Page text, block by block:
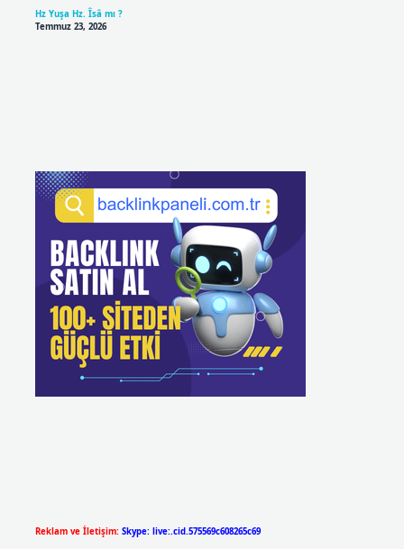
Hz Yuşa Hz. Îsâ mı ?
Temmuz 23, 2026
Reklam ve İletişim: Skype: live:.cid.575569c608265c69